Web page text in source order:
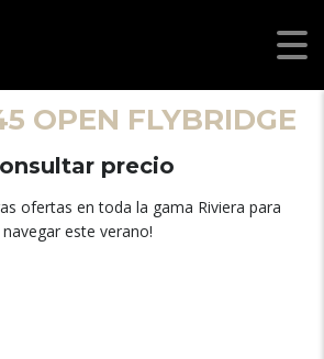
OPEN FLYBRIDGE
precio
ofertas en toda la gama Riviera para
navegar este verano!